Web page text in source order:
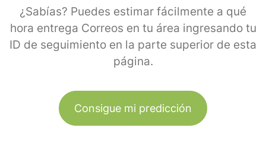
¿Sabías? Puedes estimar fácilmente a qué
hora entrega Correos en tu área ingresando tu
ID de seguimiento en la parte superior de esta
página.
Consigue mi predicción